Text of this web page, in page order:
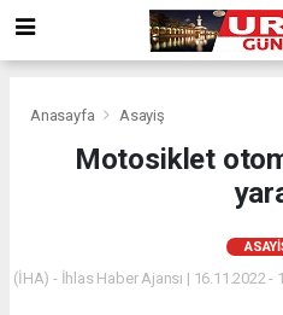
Anasayfa Asayiş
Motosiklet
(İHA) - İhlas Haber Ajansı | 16.11.2022 -